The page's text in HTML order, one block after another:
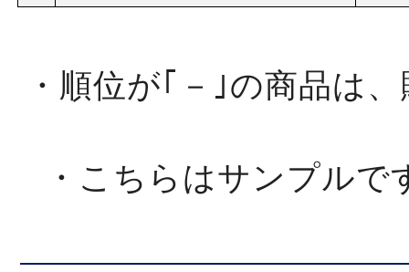
・順位が｢－｣の商品は
・こちらはサンプルで